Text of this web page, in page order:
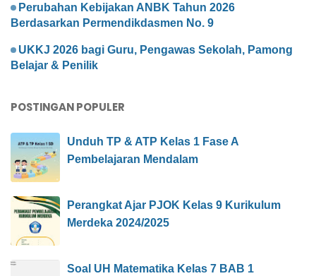
Perubahan Kebijakan ANBK Tahun 2026
Berdasarkan Permendikdasmen No. 9
UKKJ 2026 bagi Guru, Pengawas Sekolah, Pamong
Belajar & Penilik
POSTINGAN POPULER
Unduh TP & ATP Kelas 1 Fase A
Pembelajaran Mendalam
Perangkat Ajar PJOK Kelas 9 Kurikulum
Merdeka 2024/2025
Soal UH Matematika Kelas 7 BAB 1